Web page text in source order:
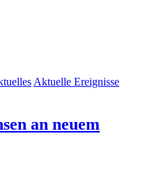
Aktuelle Ereignisse
an neuem